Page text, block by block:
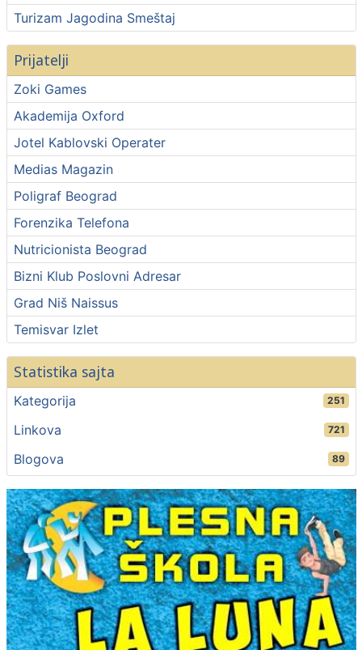
Turizam Jagodina Smeštaj
Prijatelji
Zoki Games
Akademija Oxford
Jotel Kablovski Operater
Medias Magazin
Poligraf Beograd
Forenzika Telefona
Nutricionista Beograd
Bizni Klub Poslovni Adresar
Grad Niš Naissus
Temisvar Izlet
Statistika sajta
Kategorija 251
Linkova 721
Blogova 89